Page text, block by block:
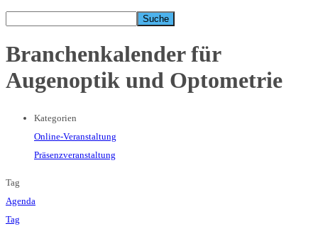
Branchenkalender für
Augenoptik und Optometrie
Kategorien
Online-Veranstaltung
Präsenzveranstaltung
Tag
Agenda
Tag